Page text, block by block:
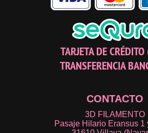
TARJETA DE
TRANSFERENCIA
CONTACTO
3D FILAMENTO
Pasaje Hilario Eransus 1